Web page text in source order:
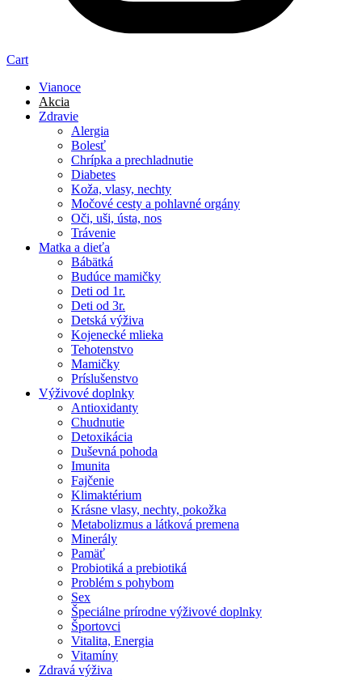
Cart
Vianoce
Akcia
Zdravie
Alergia
Bolesť
Chrípka a prechladnutie
Diabetes
Koža, vlasy, nechty
Močové cesty a pohlavné orgány
Oči, uši, ústa, nos
Trávenie
Matka a dieťa
Bábätká
Budúce mamičky
Deti od 1r.
Deti od 3r.
Detská výživa
Kojenecké mlieka
Tehotenstvo
Mamičky
Príslušenstvo
Výživové doplnky
Antioxidanty
Chudnutie
Detoxikácia
Duševná pohoda
Imunita
Fajčenie
Klimaktérium
Krásne vlasy, nechty, pokožka
Metabolizmus a látková premena
Minerály
Pamäť
Probiotiká a prebiotiká
Problém s pohybom
Sex
Špeciálne prírodne výživové doplnky
Športovci
Vitalita, Energia
Vitamíny
Zdravá výživa